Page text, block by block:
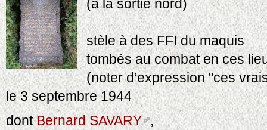
(à la sortie nord)
stèle à des FFI du maquis
tombés au combat en ces
(noter d’expression "ces
le 3 septembre 1944
dontBernard SAVARY ,